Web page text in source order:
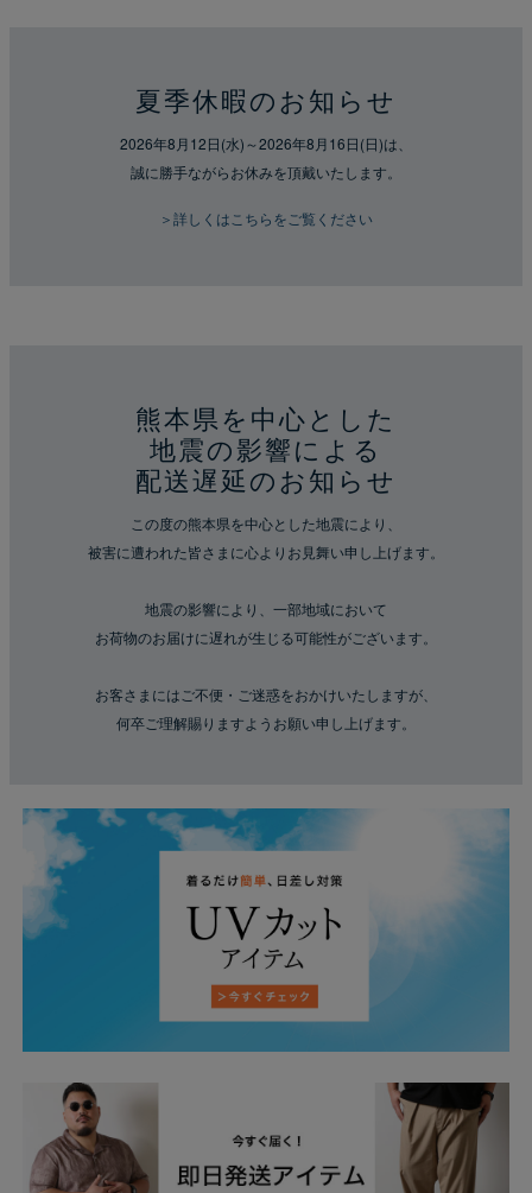
夏季休暇のお知らせ
2026年8月12日(水)～2026年8月16日(日)は、
誠に勝手ながらお休みを頂戴いたします。
＞詳しくはこちらをご覧ください
熊本県を中心とした
地震の影響による
配送遅延のお知らせ
この度の熊本県を中心とした地震により、
被害に遭われた皆さまに心よりお見舞い申し上げます。
地震の影響により、一部地域において
お荷物のお届けに遅れが生じる可能性がございます。
お客さまにはご不便・ご迷惑をおかけいたしますが、
何卒ご理解賜りますようお願い申し上げます。